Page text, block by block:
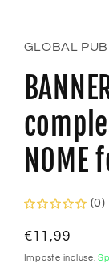
GLOBAL
(0)
Prezzo
di
€11,99
Imposte incluse.